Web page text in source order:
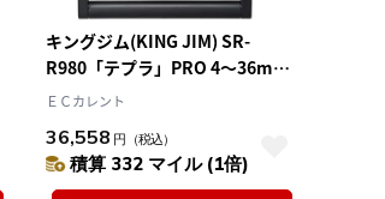
キングジム(KING JIM) SR-
R980「テプラ」PRO 4～36mm
対応
ＥＣカレント
36,558 円 （税込）
積算 332 マイル (1倍)